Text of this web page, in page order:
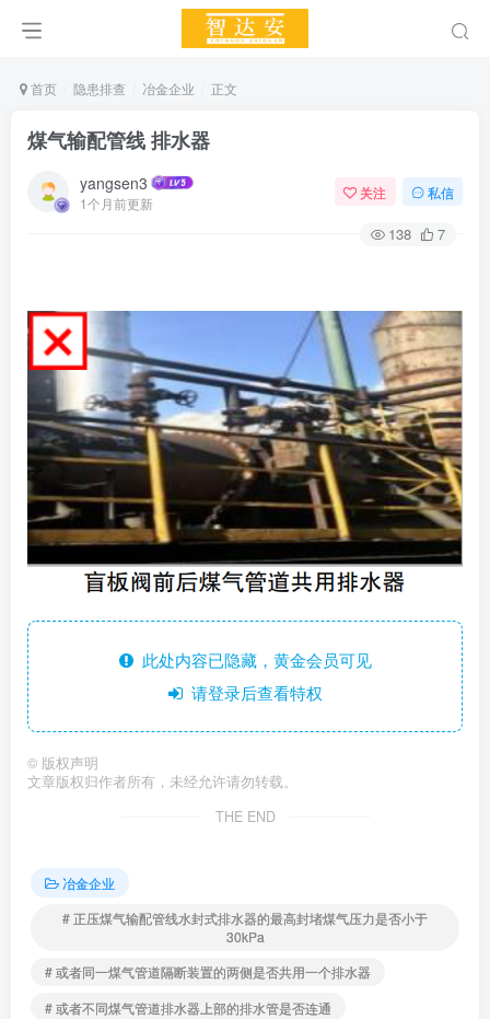
首页 隐患排查 冶金企业 正文
煤气输配管线 排水器
yangsen3
1个月前更新
关注 私信
138 7
此处内容已隐藏，黄金会员可见
请登录后查看特权
© 版权声明
文章版权归作者所有，未经允许请勿转载。
THE END
冶金企业
# 正压煤气输配管线水封式排水器的最高封堵煤气压力是否小于
30kPa
# 或者同一煤气管道隔断装置的两侧是否共用一个排水器
# 或者不同煤气管道排水器上部的排水管是否连通